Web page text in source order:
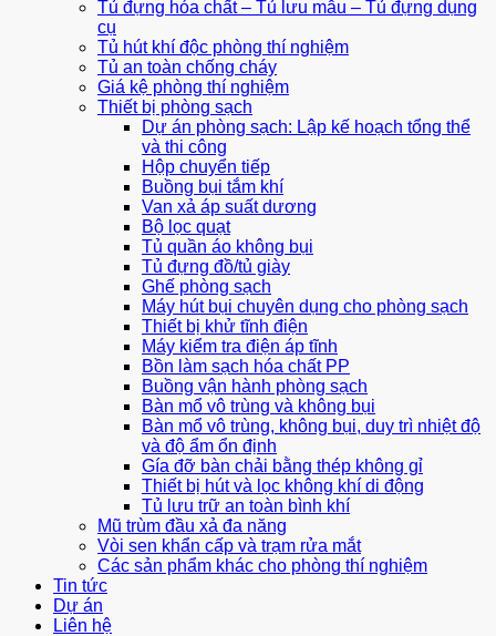
Tủ đựng hóa chất – Tủ lưu mẫu – Tủ đựng dụng
cụ
Tủ hút khí độc phòng thí nghiệm
Tủ an toàn chống cháy
Giá kệ phòng thí nghiệm
Thiết bị phòng sạch
Dự án phòng sạch: Lập kế hoạch tổng thể
và thi công
Hộp chuyển tiếp
Buồng bụi tắm khí
Van xả áp suất dương
Bộ lọc quạt
Tủ quần áo không bụi
Tủ đựng đồ/tủ giày
Ghế phòng sạch
Máy hút bụi chuyên dụng cho phòng sạch
Thiết bị khử tĩnh điện
Máy kiểm tra điện áp tĩnh
Bồn làm sạch hóa chất PP
Buồng vận hành phòng sạch
Bàn mổ vô trùng và không bụi
Bàn mổ vô trùng, không bụi, duy trì nhiệt độ
và độ ẩm ổn định
Gía đỡ bàn chải bằng thép không gỉ
Thiết bị hút và lọc không khí di động
Tủ lưu trữ an toàn bình khí
Mũ trùm đầu xả đa năng
Vòi sen khẩn cấp và trạm rửa mắt
Các sản phẩm khác cho phòng thí nghiệm
Tin tức
Dự án
Liên hệ